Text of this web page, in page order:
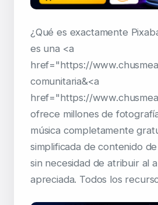
¿Qué es exactamente
es una <a
href="https://
comunitaria&<a
href="https://
ofrece millones de
música completamente
simplificada de contenido
sin necesidad de atribuir al
apreciada. Todos los